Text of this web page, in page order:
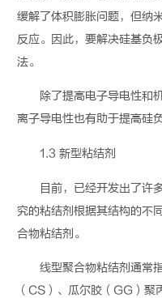
缓解了体积膨胀问题，但纳
反应。因此，要解决硅基负
法。
除了提高电子导电性和
离子导电性也有助于提高硅
1.3新型粘结剂
目前，已经开发出了许
究的粘结剂根据其结构的不
合物粘结剂。
线型聚合物粘结剂通常
（CS ） 、瓜尔胶 （ GG ）聚